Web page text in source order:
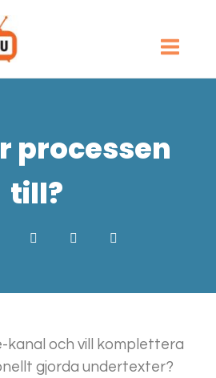
processen
till?
kanal och vill komplettera
gjorda undertexter?